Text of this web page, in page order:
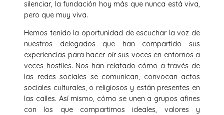
silenciar, la fundación hoy más que nunca está viva,
pero que muy viva.
Hemos tenido la oportunidad de escuchar la voz de
nuestros delegados que han compartido sus
experiencias para hacer oír sus voces en entornos a
veces hostiles. Nos han relatado cómo a través de
las redes sociales se comunican, convocan actos
sociales culturales, o religiosos y están presentes en
las calles. Así mismo, cómo se unen a grupos afines
con los que compartimos ideales, valores y